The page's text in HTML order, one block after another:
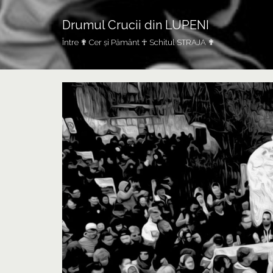
Drumul Crucii din LUPENI
Între ✟ Cer și Pământ ☥ Schitul STRAJA ✟